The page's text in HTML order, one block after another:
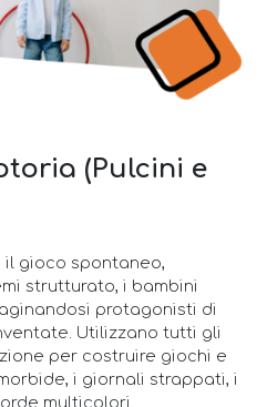
(Pulcini e
il gioco spontaneo,
strutturato, i bambini
protagonisti di
Utilizzano tutti gli
per costruire giochi e
i giornali strappati, i
multicolori.